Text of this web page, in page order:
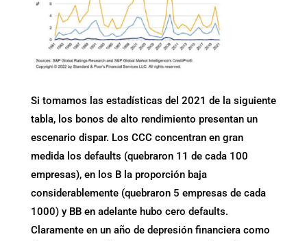
Si tomamos las estadísticas del 2021 de la siguiente
tabla, los bonos de alto rendimiento presentan un
escenario dispar. Los CCC concentran en gran
medida los defaults (quebraron 11 de cada 100
empresas), en los B la proporción baja
considerablemente (quebraron 5 empresas de cada
1000) y BB en adelante hubo cero defaults.
Claramente en un año de depresión financiera como